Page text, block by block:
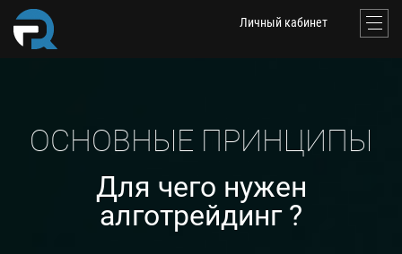
Личный кабинет
ОСНОВНЫЕ ПРИНЦИПЫ
Для чего нужен
алготрейдинг ?